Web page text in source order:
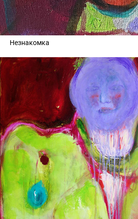
Незнакомка